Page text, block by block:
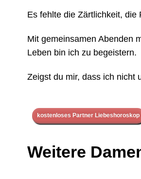
Es fehlte die Zärtlichkeit, die
Mit gemeinsamen Abenden
Leben bin ich zu begeistern.
Zeigst du mir, dass ich nicht
kostenloses Partner Liebeshoroskop
Weitere